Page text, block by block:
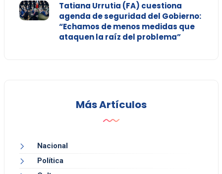
Tatiana Urrutia (FA) cuestiona
agenda de seguridad del Gobierno:
“Echamos de menos medidas que
ataquen la raíz del problema”
Más Artículos
Nacional
Política